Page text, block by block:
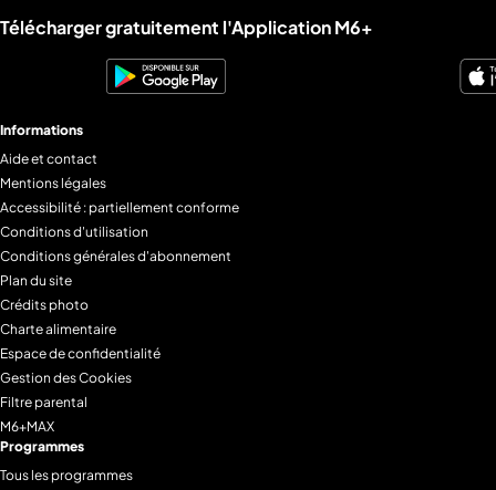
Liens utiles M6+.
Télécharger gratuitement l'Application M6+
Informations
Aide et contact
Mentions légales
Accessibilité : partiellement conforme
Conditions d'utilisation
Conditions générales d'abonnement
Plan du site
Crédits photo
Charte alimentaire
Espace de confidentialité
Gestion des Cookies
Filtre parental
M6+MAX
Programmes
Tous les programmes